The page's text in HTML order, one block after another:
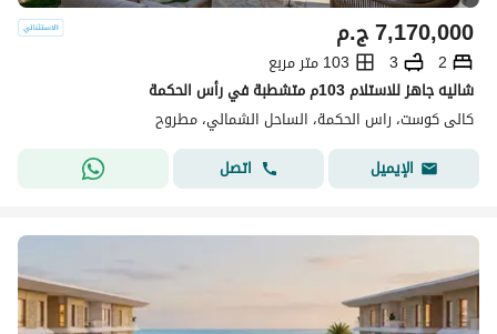
ج.م7,170,000
2
3
103 متر مربع
شاليه جاهز للاستلام 103م متشطبة في رأس الحكمة
كالى كوست، راس الحكمة، الساحل الشمالي، مطروح
الإيميل
اتصل